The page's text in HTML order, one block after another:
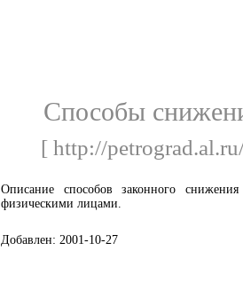
Способы
[ http://
Описание способов законного
физическими лицами.
Добавлен: 2001-10-27